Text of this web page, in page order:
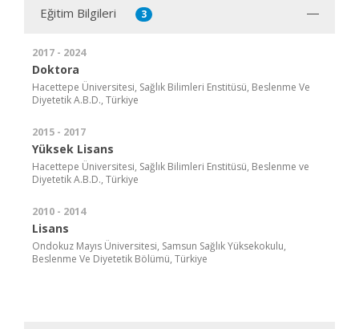
Eğitim Bilgileri 3
2017 - 2024
Doktora
Hacettepe Üniversitesi, Sağlık Bilimleri Enstitüsü, Beslenme Ve
Diyetetik A.B.D., Türkiye
2015 - 2017
Yüksek Lisans
Hacettepe Üniversitesi, Sağlık Bilimleri Enstitüsü, Beslenme ve
Diyetetik A.B.D., Türkiye
2010 - 2014
Lisans
Ondokuz Mayıs Üniversitesi, Samsun Sağlık Yüksekokulu,
Beslenme Ve Diyetetik Bölümü, Türkiye